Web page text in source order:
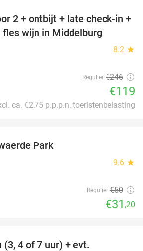
52%
2 + ontbijt + late check-in +
fles wijn in Middelburg
8.2 star
Regulier €246
€119
ca. €2,75 p.p.p.n. toeristenbelasting
Park
9.6 star
Regulier €50
€31 ,20
(3, 4 of 7 uur) + evt.